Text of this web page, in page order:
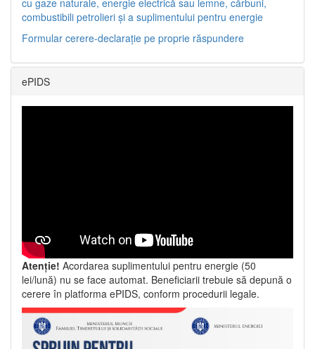
combustibili petrolieri și a suplimentului pentru energie
Formular cerere-declarație pe proprie răspundere
ePIDS
Atenție! Acordarea suplimentului pentru energie (50
lei/lună) nu se face automat. Beneficiarii trebuie să depună o
cerere în platforma ePIDS, conform procedurii legale.